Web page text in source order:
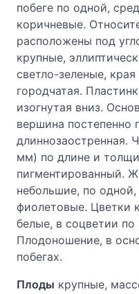
побеге по одной,
коричневые.
расположены под
крупные,
светло-зеленые,
городчатая.
изогнутая вниз.
вершина постепенно
длиннозаостренная.
мм) по длине и
пигментированный.
небольшие, по
фиолетовые. Цветки
белые, в соцветии по
Плодоношение, в
побегах.
Плоды крупные,